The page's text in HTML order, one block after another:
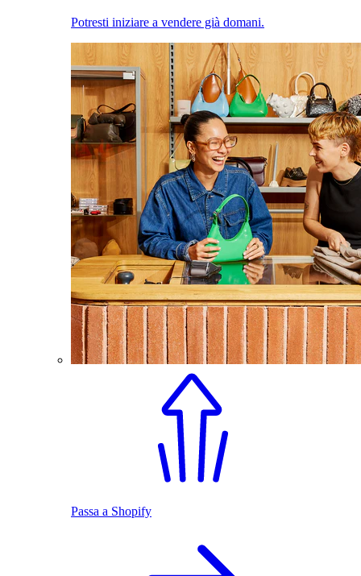
Potresti iniziare a vendere già domani.
Passa a Shopify